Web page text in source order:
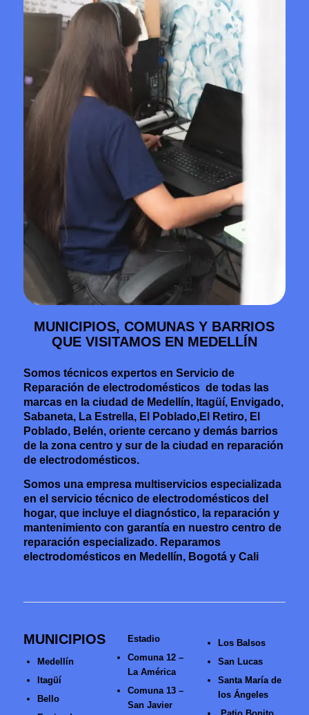
MUNICIPIOS, COMUNAS Y BARRIOS
QUE VISITAMOS EN MEDELLÍN
Somos técnicos expertos en Servicio de
Reparación de electrodomésticos de todas las
marcas en la ciudad de Medellín, Itagüí, Envigado,
Sabaneta, La Estrella, El Poblado,El Retiro, El
Poblado, Belén, oriente cercano y demás barrios
de la zona centro y sur de la ciudad en reparación
de electrodomésticos.
Somos una empresa multiservicios especializada
en el servicio técnico de electrodomésticos del
hogar, que incluye el diagnóstico, la reparación y
mantenimiento con garantía en nuestro centro de
reparación especializado. Reparamos
electrodomésticos en Medellín, Bogotá y Cali
MUNICIPIOS
Medellín
Itagüí
Bello
Estadio
Comuna 12 –
La América
Comuna 13 –
San Javier
Los Balsos
San Lucas
Santa María de
los Ángeles